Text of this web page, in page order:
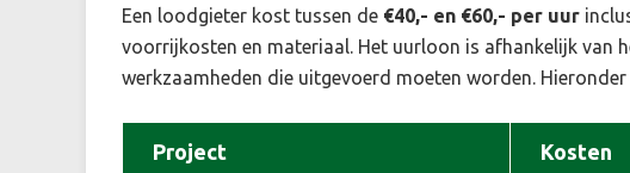
Een loodgieter kost tussen de €40,- en €60,- per uur
voorrijkosten en materiaal. Het uurloon is afhankelijk van
werkzaamheden die uitgevoerd moeten worden.
Project Kosten